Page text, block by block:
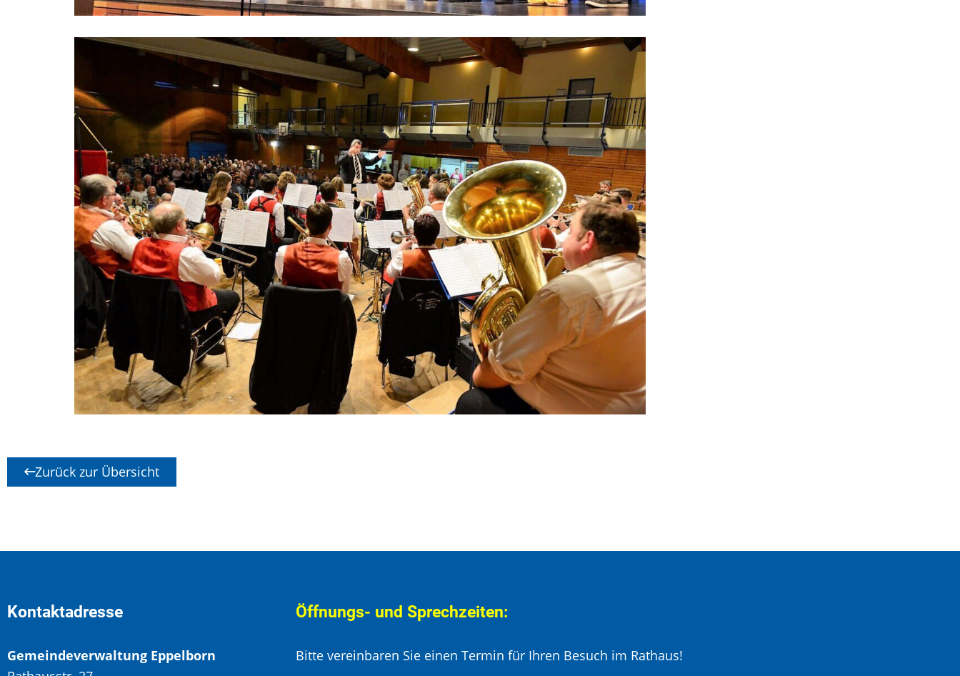
Zurück zur Übersicht
Kontaktadresse
Gemeindeverwaltung Eppelborn
Öffnungs- und Sprechzeiten:
Bitte vereinbaren Sie einen Termin für Ihren Besuch im Rathaus!